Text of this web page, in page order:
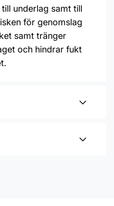
underlag samt till
för genomslag
samt tränger
och hindrar fukt